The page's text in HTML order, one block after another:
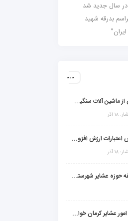
در سال جدید شد
بدرقه شهید
رونمایی از ماشین آلات سنگین راهسازی در شهرستانهای ریگان و گنبکی
آذر
تخصیص اعتبارات ارزش افزوده، استانی و ملی جهت اجرای پروژه‌های عمرانی در شهرستان گنبکی
آذر
دستاوردهای بی سابقه حوزه عشایر شهرستانهای ابر استان کرمان
مدیرکل امور عشایر کرمان خواستار افزایش اعتبارات خشکسالی در سال جدید شد